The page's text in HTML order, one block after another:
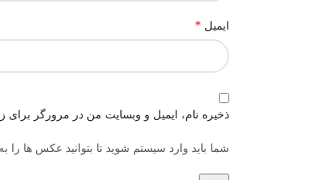
ایمیل *
ذخیره نام، ایمیل و وبسایت من در مرورگر برای
شما باید وارد سیستم شوید تا بتوانید عکس ها را